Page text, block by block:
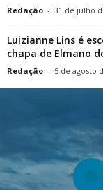
Redação - 31 de julho
Luizianne Lins é
chapa de Elmano
Redação - 5 de agosto